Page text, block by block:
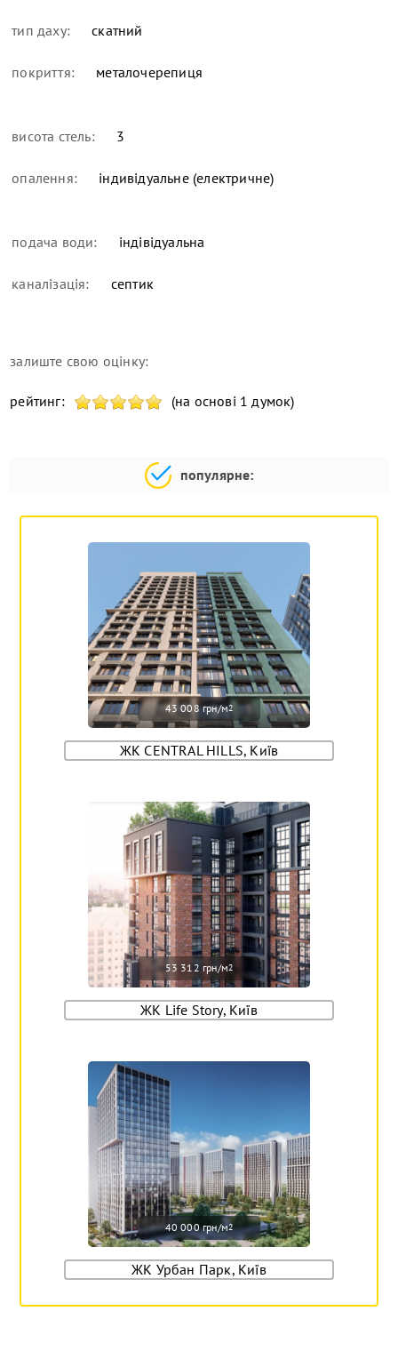
тип даху: скатний
покриття: металочерепиця
висота стель: 3
опалення: індивідуальне (електричне)
подача води: індівідуальна
каналізація: септик
залиште свою оцінку:
рейтинг: (на основі 1 думок)
популярне:
43 008 грн/м2
ЖК CENTRAL HILLS, Київ
53 312 грн/м2
ЖК Life Story, Київ
40 000 грн/м2
ЖК Урбан Парк, Київ